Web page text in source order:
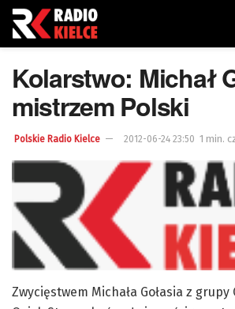
Kolarstwo: Michał
mistrzem Polski
Polskie Radio Kielce 2012-06-24 23:50 1 min.
Zwycięstwem Michała Gołasia z